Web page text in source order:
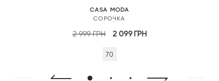
CASA MODA
СОРОЧКА
2 999ГРН
Оригінальна
2
2 099ГРН
70